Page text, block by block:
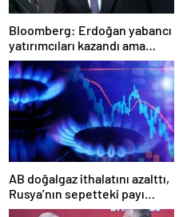
Bloomberg: Erdoğan yabancı
yatırımcıları kazandı ama
bedelini Türkler ödedi
AB doğalgaz ithalatını azalttı,
Rusya’nın sepetteki payı
düştü